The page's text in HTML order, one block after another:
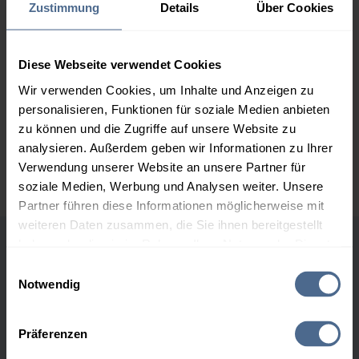
Zustimmung Details Über Cookies
Diese Webseite verwendet Cookies
Wir verwenden Cookies, um Inhalte und Anzeigen zu
personalisieren, Funktionen für soziale Medien anbieten
zu können und die Zugriffe auf unsere Website zu
analysieren. Außerdem geben wir Informationen zu Ihrer
Verwendung unserer Website an unsere Partner für
soziale Medien, Werbung und Analysen weiter. Unsere
Partner führen diese Informationen möglicherweise mit
weiteren Daten zusammen, die Sie ihnen bereitgestellt
Notwendig
Präferenzen
164,61 €
5.000 Liter
162,49 €
– 0,60 €
Preise für Heizöl in Standardqualität nach Ö-Norm C 1109 in € / 100
Liter inkl. MwSt. und Lieferung bei einer Lieferstelle.